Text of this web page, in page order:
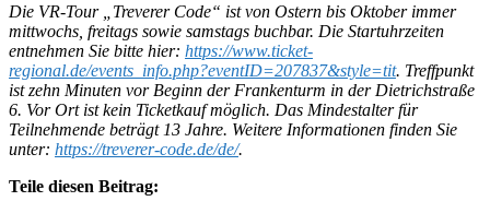
Die VR-Tour „Treverer Code“ ist von Ostern bis Oktober immer
mittwochs, freitags sowie samstags buchbar. Die Startuhrzeiten
entnehmen Sie bitte hier: https://www.ticket-
regional.de/events_info.php?eventID=207837&style=tit. Treffpunkt
ist zehn Minuten vor Beginn der Frankenturm in der Dietrichstraße
6. Vor Ort ist kein Ticketkauf möglich. Das Mindestalter für
Teilnehmende beträgt 13 Jahre. Weitere Informationen finden Sie
unter: https://treverer-code.de/de/.
Teile diesen Beitrag: